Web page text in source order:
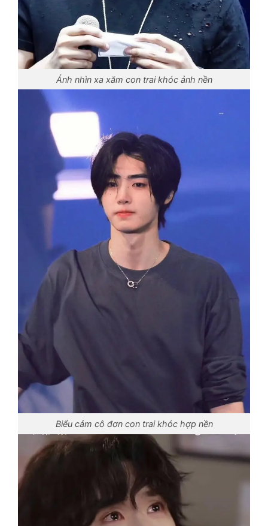
Ánh nhìn xa xăm con trai khóc ảnh nền
Biểu cảm cô đơn con trai khóc hợp nền